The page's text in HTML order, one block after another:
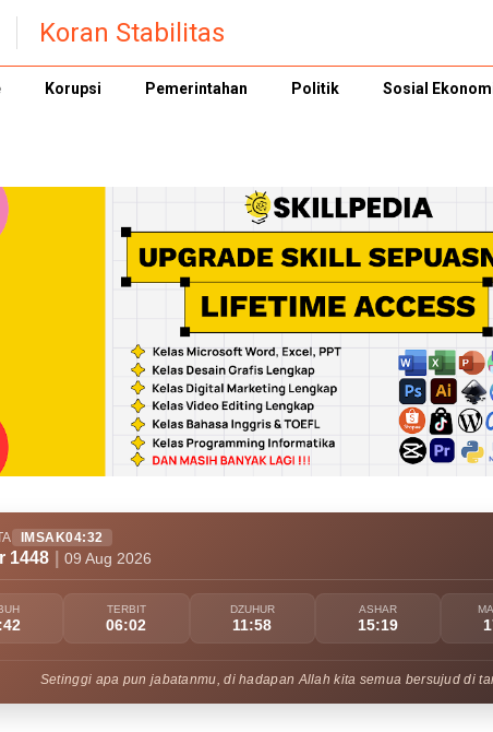
Koran Stabilitas
Korupsi Pemerintahan Politik Sosial
IMSAK04:32
1448 09 Aug 2026
TERBIT
06:02
DZUHUR
11:58
ASHAR
15:19
Setinggi apa pun jabatanmu, di hadapan Allah kita semua bersujud di